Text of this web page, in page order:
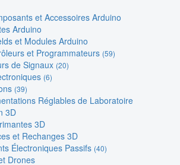
et Accessoires Arduino
Arduino
et Modules Arduino
et Programmateurs (59)
de Signaux (20)
(6)
(39)
Réglables de Laboratoire
3D
3D
et Rechanges 3D
Électroniques Passifs (40)
Drones